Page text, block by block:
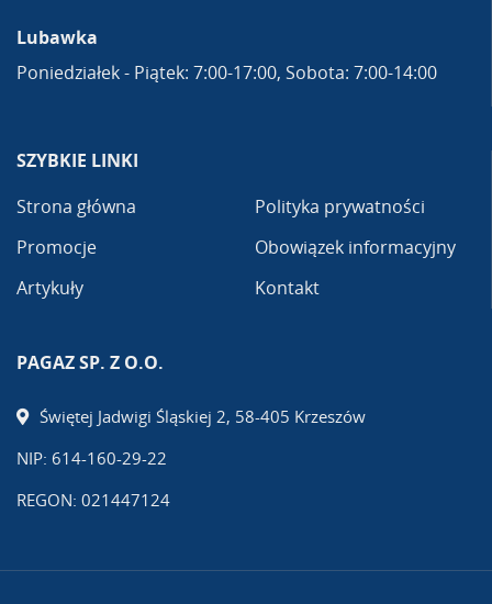
Lubawka
Poniedziałek - Piątek: 7:00-17:00, Sobota: 7:00-14:00
SZYBKIE LINKI
Strona główna
Promocje
Artykuły
Polityka prywatności
Obowiązek informacyjny
Kontakt
PAGAZ SP. Z O.O.
Świętej Jadwigi Śląskiej 2, 58-405 Krzeszów
NIP: 614-160-29-22
REGON: 021447124